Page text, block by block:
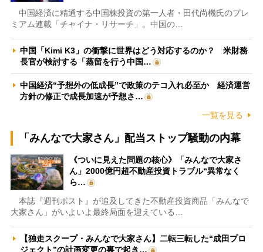
中国経済に精通する中国株投資の第一人者・田代尚機氏のプレ
ミアム連載「チャイナ・リサーチ」。中国の…
中国「Kimi K3」の衝撃に世界はどう対応するのか？ 米財務
長官が検討する「蒸留を行う中国…
中国経済“予想外の低成長”で政策のテコ入れ必至か 経済運営
方針の修正で成長加速が予想さ…
一覧を見る
「みんなで大家さん」配当ストップ騒動の内幕
《ついに見えた問題の核心》「みんなで大家さ
ん」2000億円超不動産投資トラブル“異常なく
ら…
本誌『週刊ポスト』が追及してきた不動産投資商品「みんなで
大家さん」がいよいよ最終局面を迎えている…
【独走スクープ・みんなで大家さん】二転三転した“成田プロ
ジェクト”の計画変更の裏で起き…